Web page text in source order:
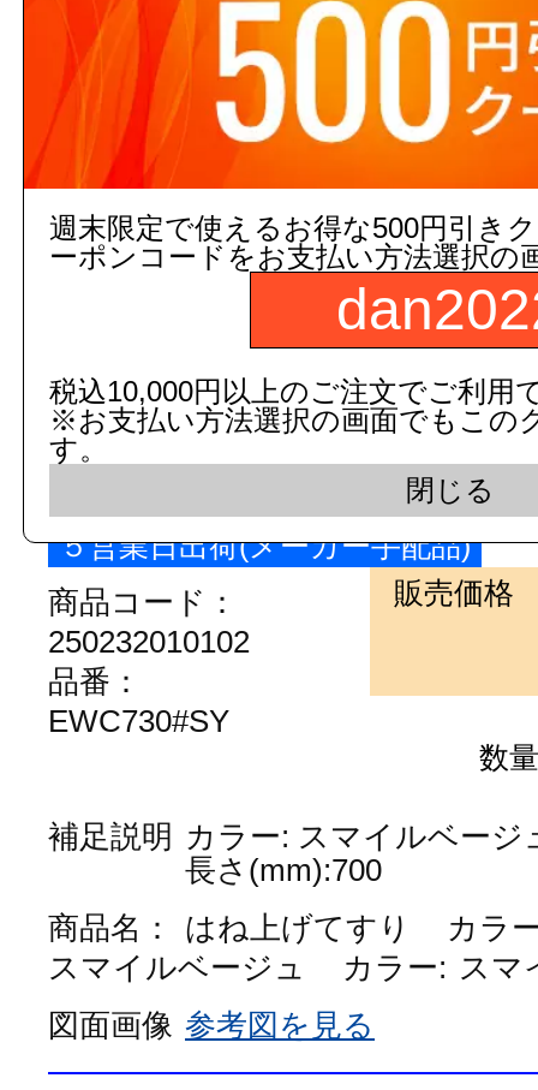
商品コード：
250232010101
品番：
EWC731#SY
販売価格
数量
補足説明 カラー: スマイルベージ
長さ(mm):800
はね上げてすり
カラ
スマイルベージュ
カラー: スマ
図面画像
５営業日出荷(メーカー手配品)
商品コード：
250232010102
品番：
EWC730#SY
販売価格
数量
補足説明 カラー: スマイルベージ
長さ(mm):700
商品名：
はね上げてすり
カラ
スマイルベージュ
カラー: スマ
図面画像 参考図を見る
週末限定で使えるお得な500円引き
ーポンコードをお支払い方法選択の
税込10,000円以上のご注文でご利用
※お支払い方法選択の画面でもこの
す。
閉じる